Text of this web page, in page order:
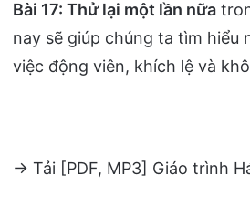
Bài 17: Thử lại một lần nữa
nay sẽ giúp chúng ta tìm hiểu
việc động viên, khích lệ và
→ Tải [PDF, MP3] Giáo trình